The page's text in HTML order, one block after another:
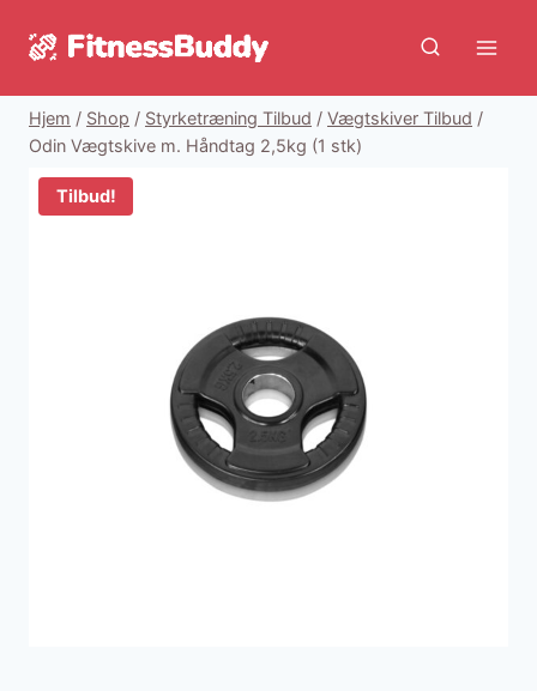
Hjem / Shop / Styrketræning Tilbud / Vægtskiver Tilbud /
Odin Vægtskive m. Håndtag 2,5kg (1 stk)
Tilbud!